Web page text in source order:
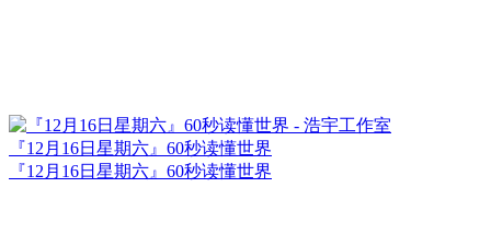
『12月16日星期六』60秒读懂世界
『12月16日星期六』60秒读懂世界